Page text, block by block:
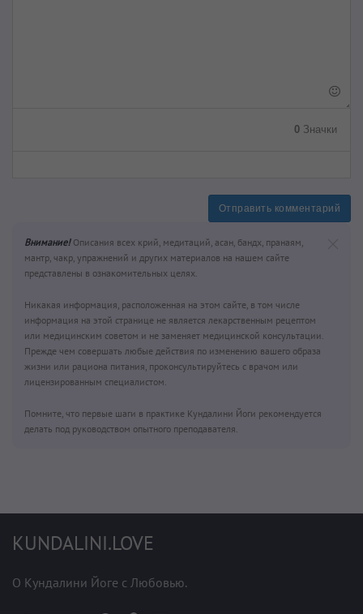
0 Значки
Отправить комментарий
Внимание!Описания всех крий, медитаций, асан, бандх, пранаям,
мантр, чакр, упражнений и других материалов на нашем сайте
представлены в ознакомительных целях.
Никакая информация, расположенная на этом сайте, в том числе
информация на этой странице не является лекарственным рецептом
или медицинским советом и не заменяет медицинской консультации.
Прежде чем совершать любые действия по изменению вашего образа
жизни или рациона питания, проконсультируйтесь с врачом или
лицензированным специалистом.
Помните, что первые шаги в практике Кундалини Йоги рекомендуется
делать под руководством опытного преподавателя.
KUNDALINI.LOVE
О Кундалини Йоге с Любовью.